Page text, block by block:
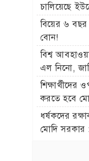
চালিয়েছে
বিয়ের ৬
বোন!
বিশ্ব
এল নিনো,
শিক্ষার্থীদের
করতে হবে
ধর্ষকদের
মোদি সরকার